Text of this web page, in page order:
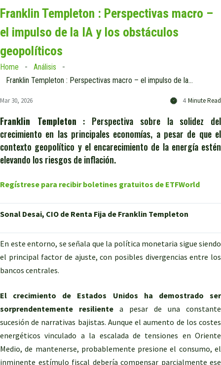
Franklin Templeton : Perspectivas macro –
el impulso de la IA y los obstáculos
geopolíticos
Home
Análisis
Franklin Templeton : Perspectivas macro – el impulso de la IA y los obstáculos geopolíticos
Mar 30, 2026 4 Minute Read
Franklin Templeton : Perspectiva sobre la solidez del
crecimiento en las principales economías, a pesar de que el
contexto geopolítico y el encarecimiento de la energía estén
elevando los riesgos de inflación.
Regístrese para recibir boletines gratuitos de ETFWorld
Sonal Desai, CIO de Renta Fija de Franklin Templeton
En este entorno, se señala que la política monetaria sigue siendo
el principal factor de ajuste, con posibles divergencias entre los
bancos centrales.
El crecimiento de Estados Unidos ha demostrado ser
sorprendentemente resiliente a pesar de una constante
sucesión de narrativas bajistas. Aunque el aumento de los costes
energéticos vinculado a la escalada de tensiones en Oriente
Medio, de mantenerse, probablemente presione el consumo, el
inminente estímulo fiscal debería compensar parcialmente ese